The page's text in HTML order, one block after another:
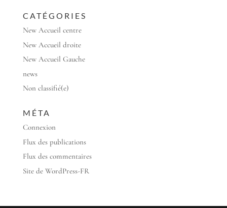
CATÉGORIES
New Accueil centre
New Accueil droite
New Accueil Gauche
news
Non classifié(e)
MÉTA
Connexion
Flux des publications
Flux des commentaires
Site de WordPress-FR